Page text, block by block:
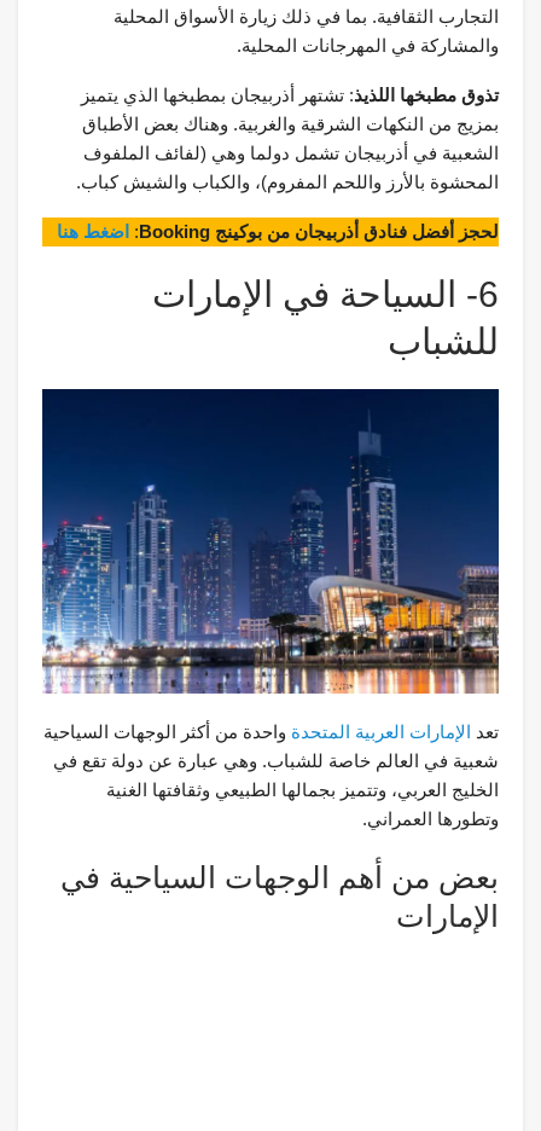
التجارب الثقافية. بما في ذلك زيارة الأسواق المحلية
والمشاركة في المهرجانات المحلية.
تذوق مطبخها اللذيذ: تشتهر أذربيجان بمطبخها الذي يتميز
بمزيج من النكهات الشرقية والغربية. وهناك بعض الأطباق
الشعبية في أذربيجان تشمل دولما وهي (لفائف الملفوف
المحشوة بالأرز واللحم المفروم)، والكباب والشيش كباب.
لحجز أفضل فنادق أذربيجان من بوكينج Booking : اضغط هنا
6- السياحة في الإمارات
للشباب
تعد الإمارات العربية المتحدة واحدة من أكثر الوجهات السياحية
شعبية في العالم خاصة للشباب. وهي عبارة عن دولة تقع في
الخليج العربي، وتتميز بجمالها الطبيعي وثقافتها الغنية
وتطورها العمراني.
بعض من أهم الوجهات السياحية في
الإمارات